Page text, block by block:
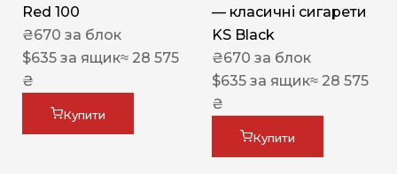
Red 100
₴670 за блок
$635 за ящик≈ 28 575
₴
Купити
— класичні сигарети
KS Black
₴670 за блок
$635 за ящик≈ 28 575
₴
Купити